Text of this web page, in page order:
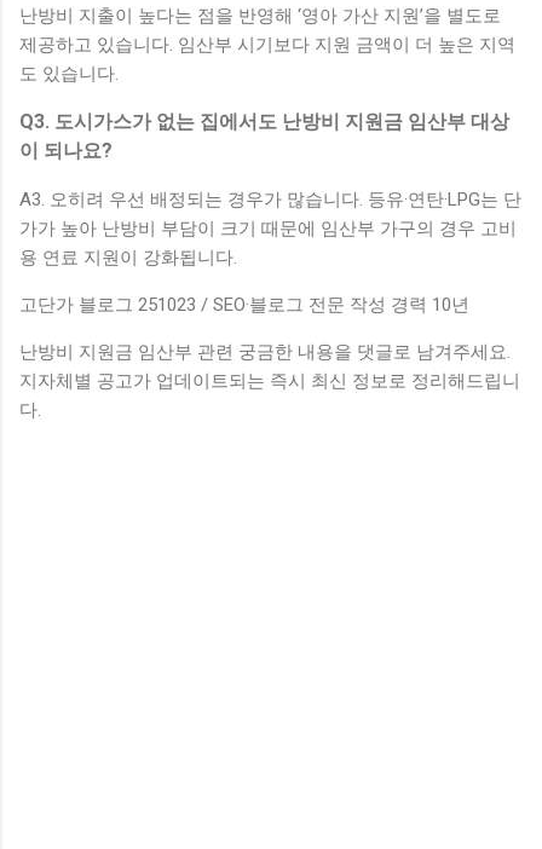
난방비 지출이 높다는 점을 반영해 ‘영아 가산 지원’을 별도로
제공하고 있습니다. 임산부 시기보다 지원 금액이 더 높은 지역
도 있습니다.
Q3. 도시가스가 없는 집에서도 난방비 지원금 임산부 대상
이 되나요?
A3. 오히려 우선 배정되는 경우가 많습니다. 등유·연탄·LPG는 단
가가 높아 난방비 부담이 크기 때문에 임산부 가구의 경우 고비
용 연료 지원이 강화됩니다.
고단가 블로그 251023 / SEO·블로그 전문 작성 경력 10년
난방비 지원금 임산부 관련 궁금한 내용을 댓글로 남겨주세요.
지자체별 공고가 업데이트되는 즉시 최신 정보로 정리해드립니
다.